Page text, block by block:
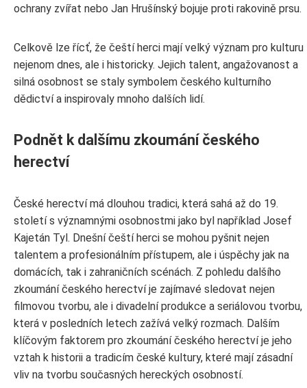
ochrany zvířat nebo Jan Hrušínský bojuje proti rakovině prsu.
Celkově lze řícť, že čeští herci mají velký význam pro kulturu
nejenom dnes, ale i historicky. Jejich talent, angažovanost a
silná osobnost se staly symbolem českého kulturního
dědictví a inspirovaly mnoho dalších lidí.
Podnět k dalšímu zkoumání českého
herectví
České herectví má dlouhou tradici, která sahá až do 19.
století s významnými osobnostmi jako byl například Josef
Kajetán Tyl. Dnešní čeští herci se mohou pyšnit nejen
talentem a profesionálním přístupem, ale i úspěchy jak na
domácích, tak i zahraničních scénách. Z pohledu dalšího
zkoumání českého herectví je zajímavé sledovat nejen
filmovou tvorbu, ale i divadelní produkce a seriálovou tvorbu,
která v posledních letech zažívá velký rozmach. Dalším
klíčovým faktorem pro zkoumání českého herectví je jeho
vztah k historii a tradicím české kultury, které mají zásadní
vliv na tvorbu současných hereckých osobností.